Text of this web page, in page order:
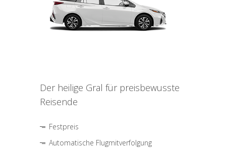
Der heilige Gral für preisbewusste
Reisende
Festpreis
Automatische Flugmitverfolgung